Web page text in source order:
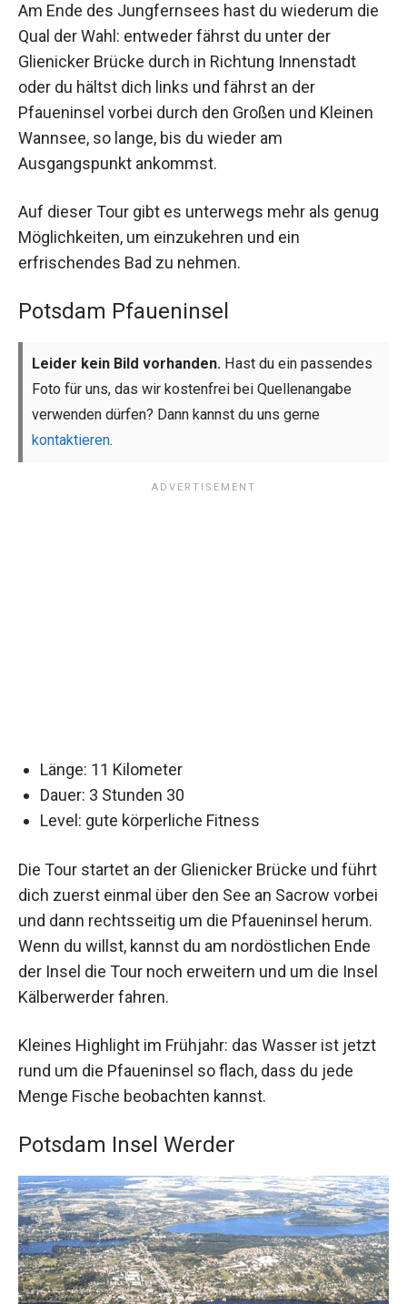
Am Ende des Jungfernsees hast du wiederum die
Qual der Wahl: entweder fährst du unter der
Glienicker Brücke durch in Richtung Innenstadt
oder du hältst dich links und fährst an der
Pfaueninsel vorbei durch den Großen und Kleinen
Wannsee, so lange, bis du wieder am
Ausgangspunkt ankommst.
Auf dieser Tour gibt es unterwegs mehr als genug
Möglichkeiten, um einzukehren und ein
erfrischendes Bad zu nehmen.
Potsdam Pfaueninsel
Leider kein Bild vorhanden. Hast du ein passendes
Foto für uns, das wir kostenfrei bei Quellenangabe
verwenden dürfen? Dann kannst du uns gerne
kontaktieren.
Länge: 11 Kilometer
Dauer: 3 Stunden 30
Level: gute körperliche Fitness
Die Tour startet an der Glienicker Brücke und führt
dich zuerst einmal über den See an Sacrow vorbei
und dann rechtsseitig um die Pfaueninsel herum.
Wenn du willst, kannst du am nordöstlichen Ende
der Insel die Tour noch erweitern und um die Insel
Kälberwerder fahren.
Kleines Highlight im Frühjahr: das Wasser ist jetzt
rund um die Pfaueninsel so flach, dass du jede
Menge Fische beobachten kannst.
Potsdam Insel Werder